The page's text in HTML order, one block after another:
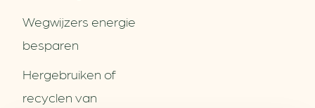
Partners
Wegwijzers energie
besparen
Hergebruiken of
recyclen van